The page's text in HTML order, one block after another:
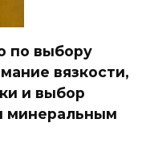
по выбору
вязкости,
и выбор
минеральным